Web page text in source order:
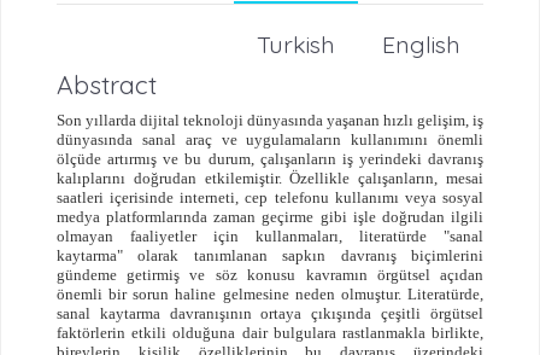
English
Turkish
Abstract
Son yıllarda dijital teknoloji dünyasında yaşanan hızlı gelişim, iş
dünyasında sanal araç ve uygulamaların kullanımını önemli
ölçüde artırmış ve bu durum, çalışanların iş yerindeki davranış
kalıplarını doğrudan etkilemiştir. Özellikle çalışanların, mesai
saatleri içerisinde interneti, cep telefonu kullanımı veya sosyal
medya platformlarında zaman geçirme gibi işle doğrudan ilgili
olmayan faaliyetler için kullanmaları, literatürde "sanal
kaytarma" olarak tanımlanan sapkın davranış biçimlerini
gündeme getirmiş ve söz konusu kavramın örgütsel açıdan
önemli bir sorun haline gelmesine neden olmuştur. Literatürde,
sanal kaytarma davranışının ortaya çıkışında çeşitli örgütsel
faktörlerin etkili olduğuna dair bulgulara rastlanmakla birlikte,